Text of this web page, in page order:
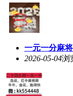
一元一分麻
2026-05-04浏